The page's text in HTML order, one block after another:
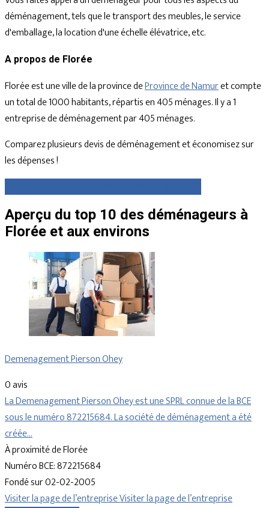
déménagement, tels que le transport des meubles, le service
d'emballage, la location d'une échelle élévatrice, etc.
A propos de Florée
Florée est une ville de la province deProvince de Namuret compte
un total de 1000 habitants, répartis en 405 ménages. Il y a 1
entreprise de déménagement par 405 ménages.
Comparez plusieurs devis de déménagement et économisez sur
les dépenses !
Aperçu du top 10 des déménageurs à
Florée et aux environs
Demenagement Pierson Ohey
0 avis
La Demenagement Pierson Ohey est une SPRL connue de la BCE
sous le numéro 872215684. La société de déménagement a été
créée…
À proximité de Florée
Numéro BCE: 872215684
Fondé sur 02-02-2005
Visiter la page de l’entrepriseVisiter la page de l’entreprise